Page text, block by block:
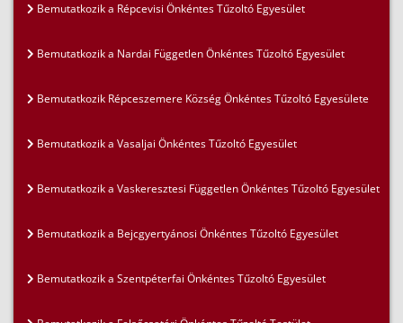
Bemutatkozik a Répcevisi Önkéntes Tűzoltó Egyesület
Bemutatkozik a Nardai Független Önkéntes Tűzoltó Egyesület
Bemutatkozik Répceszemere Község Önkéntes Tűzoltó Egyesülete
Bemutatkozik a Vasaljai Önkéntes Tűzoltó Egyesület
Bemutatkozik a Vaskeresztesi Független Önkéntes Tűzoltó Egyesület
Bemutatkozik a Bejcgyertyánosi Önkéntes Tűzoltó Egyesület
Bemutatkozik a Szentpéterfai Önkéntes Tűzoltó Egyesület